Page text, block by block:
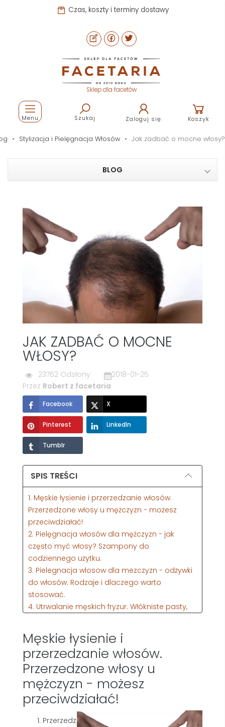
Czas, koszty i terminy dostawy
Sklep dla facetów
Szukaj Zaloguj się Koszyk
Menu
Stylizacja i Pielęgnacja Włosów Jak zadbać o mocne włosy?
BLOG
JAK ZADBAĆ O MOCNE
WŁOSY?
23762 Odsłony
2018-01-25
Przez Robert z facetaria
Facebook X
Pinterest LinkedIn
Tumblr
SPIS TREŚCI
1. Męskie łysienie i przerzedzanie włosów.
Przerzedzone włosy u mężczyzn - możesz
przeciwdziałać!
2. Pielęgnacja włosów dla mężczyzn - jak
często myć włosy? Szampony do
codziennego użytku.
3. Pielegnacja wlosow dla mezczyzn - odżywki
do włosów. Rodzaje i dlaczego warto
stosować.
4. Utrwalanie męskich fryzur. Włókniste pasty,
produkty nie niszczą i nie obciążają włosów!
5. Pokonaj problem ŁUPIEŻU! Skóra głowy bez
swędzenia i łuszczenia.
Męskie łysienie i
przerzedzanie włosów.
Przerzedzone włosy u
mężczyzn - możesz
przeciwdziałać!
Przerzedz